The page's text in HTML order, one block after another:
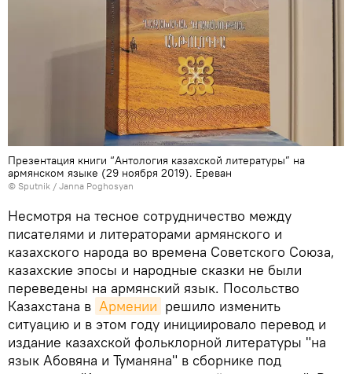
Презентация книги “Антология казахской литературы” на
армянском языке (29 ноября 2019). Еревaн
© Sputnik / Janna Poghosyan
Несмотря на тесное сотрудничество между
писателями и литераторами армянского и
казахского народа во времена Советского Союза,
казахские эпосы и народные сказки не были
переведены на армянский язык. Посольство
Казахстана в Армении решило изменить
ситуацию и в этом году инициировало перевод и
издание казахской фольклорной литературы "на
язык Абовяна и Туманяна" в сборнике под